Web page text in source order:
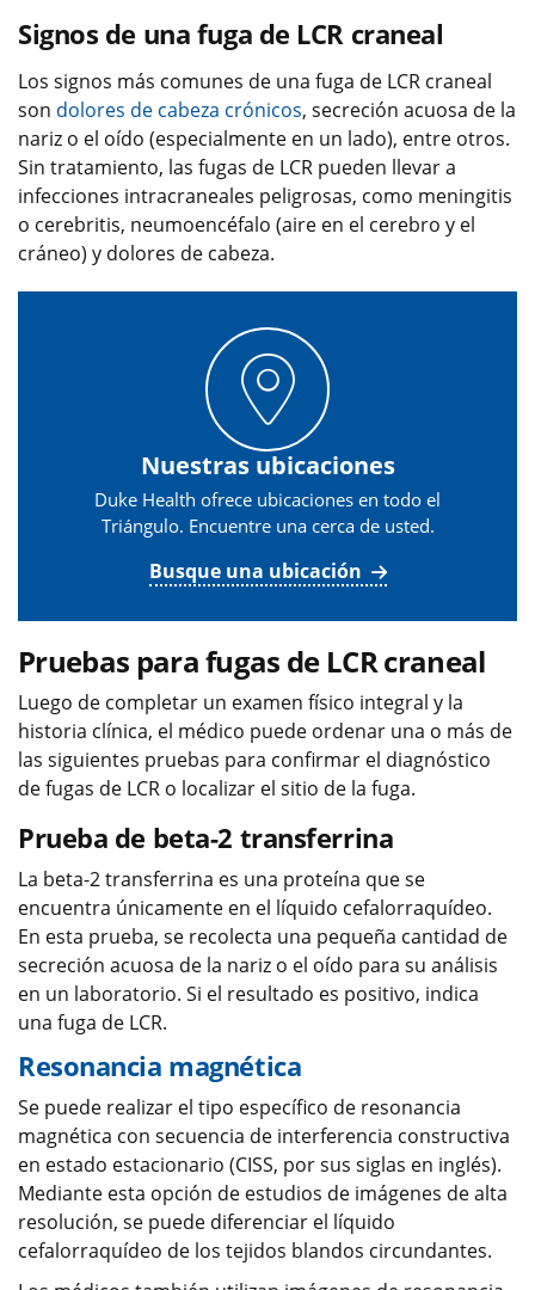
Signos de una fuga de LCR craneal
Los signos más comunes de una fuga de LCR craneal
son dolores de cabeza crónicos, secreción acuosa de la
nariz o el oído (especialmente en un lado), entre otros.
Sin tratamiento, las fugas de LCR pueden llevar a
infecciones intracraneales peligrosas, como meningitis
o cerebritis, neumoencéfalo (aire en el cerebro y el
cráneo) y dolores de cabeza.
Nuestras ubicaciones
Duke Health ofrece ubicaciones en todo el
Triángulo. Encuentre una cerca de usted.
Busque una ubicación
Pruebas para fugas de LCR craneal
Luego de completar un examen físico integral y la
historia clínica, el médico puede ordenar una o más de
las siguientes pruebas para confirmar el diagnóstico
de fugas de LCR o localizar el sitio de la fuga.
Prueba de beta-2 transferrina
La beta-2 transferrina es una proteína que se
encuentra únicamente en el líquido cefalorraquídeo.
En esta prueba, se recolecta una pequeña cantidad de
secreción acuosa de la nariz o el oído para su análisis
en un laboratorio. Si el resultado es positivo, indica
una fuga de LCR.
Resonancia magnética
Se puede realizar el tipo específico de resonancia
magnética con secuencia de interferencia constructiva
en estado estacionario (CISS, por sus siglas en inglés).
Mediante esta opción de estudios de imágenes de alta
resolución, se puede diferenciar el líquido
cefalorraquídeo de los tejidos blandos circundantes.